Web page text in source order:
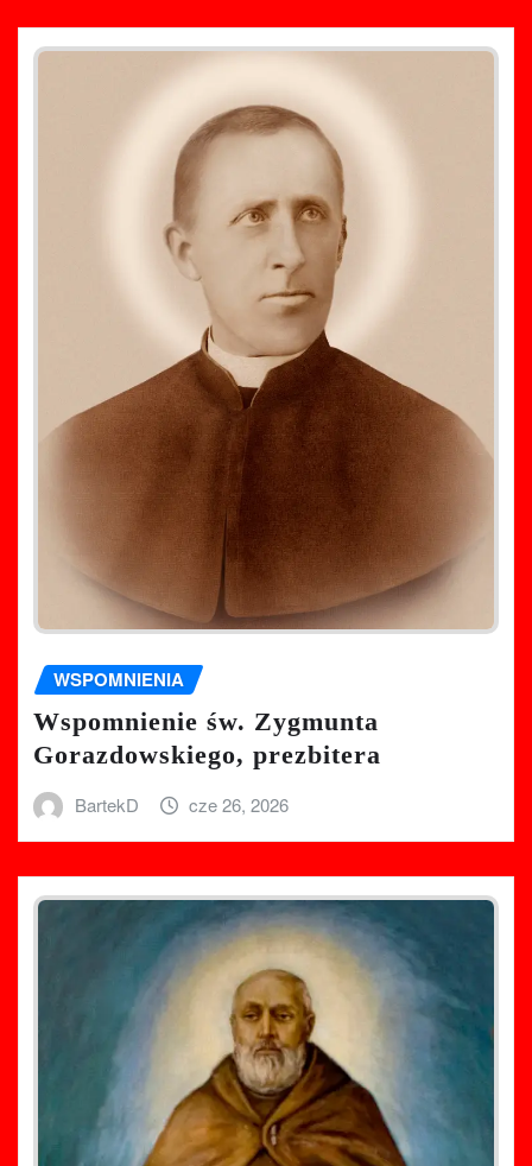
WSPOMNIENIA
Wspomnienie św. Zygmunta
Gorazdowskiego, prezbitera
BartekD cze 26, 2026